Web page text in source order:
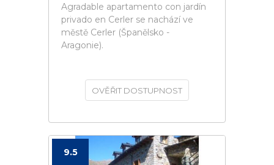
Agradable apartamento con jardín
privado en Cerler se nachází ve
městě Cerler (Španělsko -
Aragonie).
OVĚŘIT DOSTUPNOST
9.5